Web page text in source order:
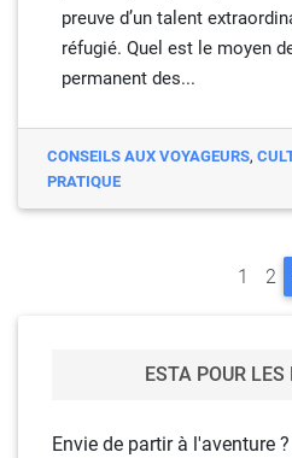
preuve d’un talent
réfugié. Quel est le moyen
permanent des...
CONSEILS AUX VOYAGEURS,
PRATIQUE
Page
1 2
ESTA POUR
Envie de partir à l'aventure